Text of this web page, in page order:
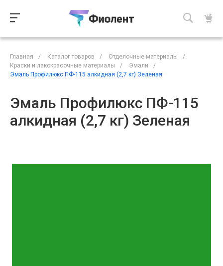
Главная / Каталог товаров / Отделочные материалы
/
Краски и лакокрасочные материалы
/ Эмали
/
Эмаль Профилюкс ПФ-115 алкидная (2,7 кг) Зеленая
Эмаль Профилюкс ПФ-115
алкидная (2,7 кг) Зеленая